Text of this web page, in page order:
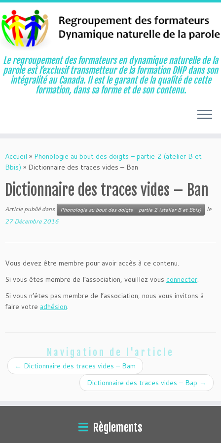
au
contenu
Le regroupement des formateurs en dynamique naturelle de la
parole est l’exclusif transmetteur de la formation DNP dans son
intégralité au Canada. Il est le garant de la qualité de cette
formation, dans sa forme et de son contenu.
Accueil » Phonologie au bout des doigts – partie 2 (atelier B et
Bbis) » Dictionnaire des traces vides – Ban
Dictionnaire des traces vides – Ban
Article publié dans Phonologie au bout des doigts – partie 2 (atelier B et Bbis)
le
27 Décembre 2016
Vous devez être membre pour avoir accès à ce contenu.
Si vous êtes membre de l’association, veuillez vous connecter.
Si vous n’êtes pas membre de l’association, nous vous invitons à
faire votre adhésion.
Navigation de l'article
← Dictionnaire des traces vides – Bam
Dictionnaire des traces vides – Bap →
Règlements